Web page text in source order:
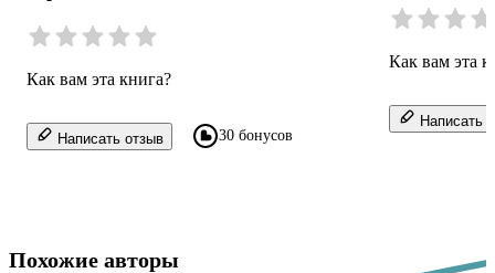
Как вам эта книга?
Написать отзыв 30 бонусов
Как вам эта
Написать
Похожие авторы